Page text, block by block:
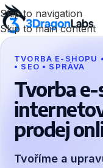
Skip to navigation
Skip to main content
TVORBA E-SHOPU
• SEO • SPRÁVA
Tvorba e-
prodej
Tvoříme a